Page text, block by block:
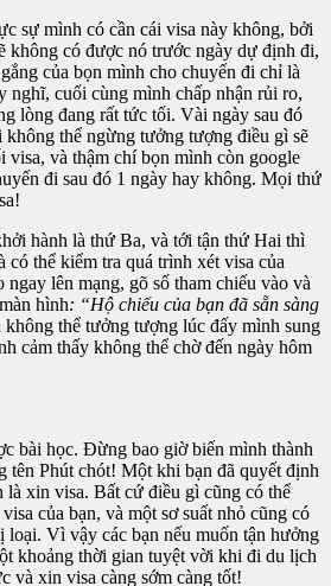
sự mình có cần cái visa này không, bởi
không có được nó trước ngày dự định đi,
của bọn mình cho chuyến đi chỉ là
nghĩ, cuối cùng mình chấp nhận rủi ro,
lòng đang rất tức tối. Vài ngày sau đó
thể ngừng tưởng tượng điều gì sẽ
visa, và thậm chí bọn mình còn google
đi sau đó 1 ngày hay không. Mọi thứ
hành là thứ Ba, và tới tận thứ Hai thì
thể kiểm tra quá trình xét visa của
lên mạng, gõ số tham chiếu vào và
hình: “Hộ chiếu của bạn đã sẵn sàng
không thể tưởng tượng lúc đấy mình sung
cảm thấy không thể chờ đến ngày hôm
bài học. Đừng bao giờ biến mình thành
tên Phút chót! Một khi bạn đã quyết định
là xin visa. Bất cứ điều gì cũng có thể
của bạn, và một sơ suất nhỏ cũng có
loại. Vì vậy các bạn nếu muốn tận hưởng
khoảng thời gian tuyệt vời khi đi du lịch
và xin visa càng sớm càng tốt!